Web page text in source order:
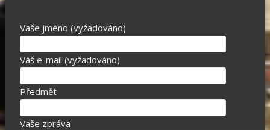
Vaše jméno (vyžadováno)
Váš e-mail (vyžadováno)
Předmět
Vaše zpráva